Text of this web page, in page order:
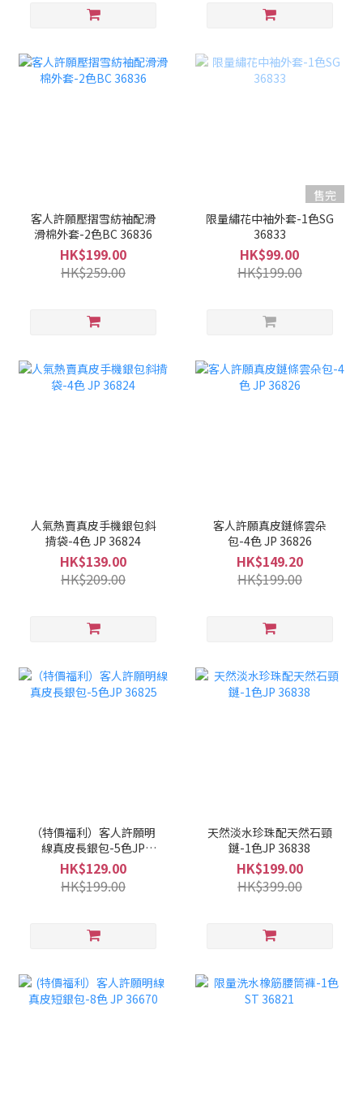
客人許願壓摺雪紡袖配滑
滑棉外套-2色BC 36836
HK$199.00
HK$259.00
售完
限量繡花中袖外套-1色SG
36833
HK$99.00
HK$199.00
人氣熱賣真皮手機銀包斜
揹袋-4色 JP 36824
HK$139.00
HK$209.00
客人許願真皮鏈條雲朵
包-4色 JP 36826
HK$149.20
HK$199.00
（特價福利）客人許願明
線真皮長銀包-5色JP
36825
HK$129.00
HK$199.00
天然淡水珍珠配天然石頸
鏈-1色JP 36838
HK$199.00
HK$399.00